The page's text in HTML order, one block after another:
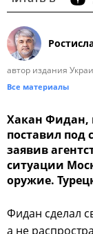
автор издания
Все материалы
Хакан Фидан,
поставил под
заявив
ситуации
оружие.
Фидан сделал
а не